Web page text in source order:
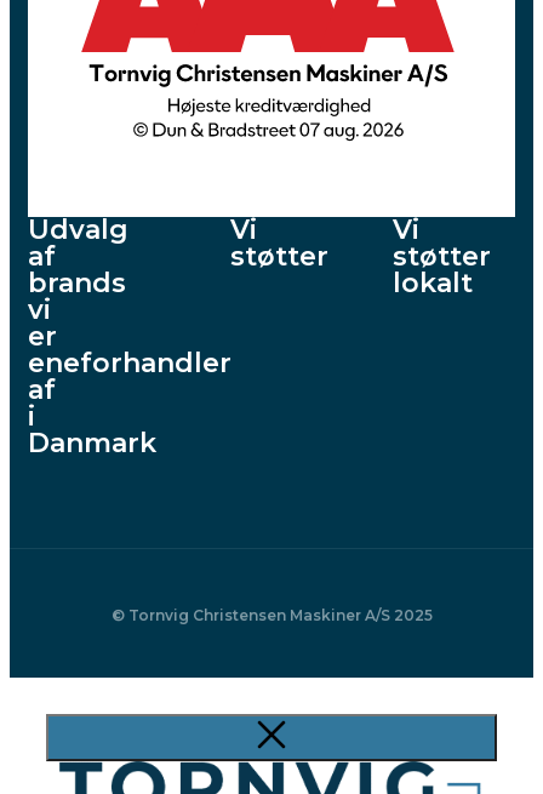
Udvalg
af
brands
vi
er
eneforhandler
af
i
Danmark
Vi
støtter
Vi
støtter
lokalt
© Tornvig Christensen Maskiner A/S 2025